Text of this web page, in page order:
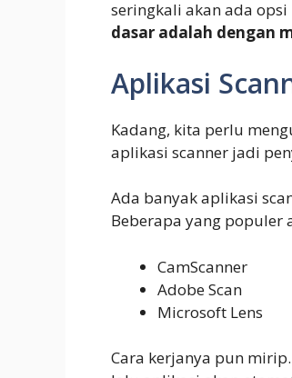
seringkali akan ada
dasar adalah dengan
Aplikasi
Kadang, kita perlu
aplikasi scanner jadi
Ada banyak aplikasi
Beberapa yang populer
CamScanner
Adobe Scan
Microsoft Lens
Cara kerjanya pun